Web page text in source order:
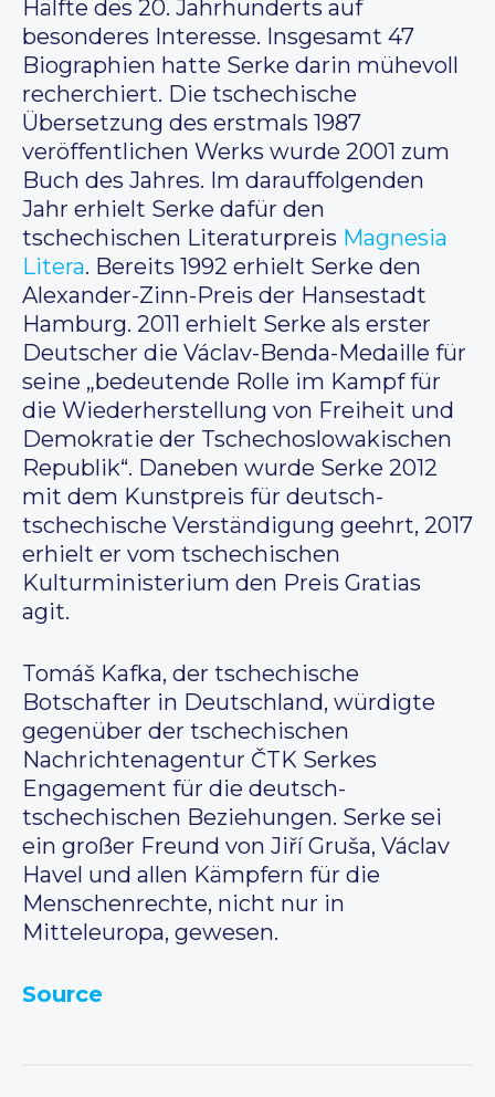
Hälfte des 20. Jahrhunderts auf
besonderes Interesse. Insgesamt 47
Biographien hatte Serke darin mühevoll
recherchiert. Die tschechische
Übersetzung des erstmals 1987
veröffentlichen Werks wurde 2001 zum
Buch des Jahres. Im darauffolgenden
Jahr erhielt Serke dafür den
tschechischen Literaturpreis Magnesia
Litera. Bereits 1992 erhielt Serke den
Alexander-Zinn-Preis der Hansestadt
Hamburg. 2011 erhielt Serke als erster
Deutscher die Václav-Benda-Medaille für
seine „bedeutende Rolle im Kampf für
die Wiederherstellung von Freiheit und
Demokratie der Tschechoslowakischen
Republik“. Daneben wurde Serke 2012
mit dem Kunstpreis für deutsch-
tschechische Verständigung geehrt, 2017
erhielt er vom tschechischen
Kulturministerium den Preis Gratias
agit.
Tomáš Kafka, der tschechische
Botschafter in Deutschland, würdigte
gegenüber der tschechischen
Nachrichtenagentur ČTK Serkes
Engagement für die deutsch-
tschechischen Beziehungen. Serke sei
ein großer Freund von Jiří Gruša, Václav
Havel und allen Kämpfern für die
Menschenrechte, nicht nur in
Mitteleuropa, gewesen.
Source